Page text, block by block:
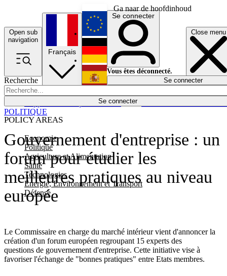
Ga naar de hoofdinhoud
Open sub
navigation
Close menu
Recherche
Se connecter
POLICY AREAS
Economie
Politique
Agriculture et Alimentation
Santé
Technologies
Energie, Environnement et Transport
Défense
Économie
Français
English
Deutsch
Español
Se connecter
Vous êtes déconnecté.
Se connecter
Gouvernement d'entreprise : un
forum pour étudier les
meilleures pratiques au niveau
europée
Le Commissaire en charge du marché intérieur vient d'annoncer la
création d'un forum européen regroupant 15 experts des
questions de gouvernement d'entreprise. Cette initiative vise à
favoriser l'échange de "bonnes pratiques" entre Etats membres.
POLITIQUE